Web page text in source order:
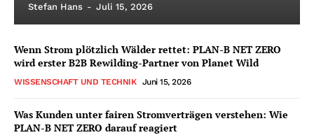
Stefan Hans - Juli 15, 2026
Wenn Strom plötzlich Wälder rettet: PLAN-B NET ZERO
wird erster B2B Rewilding-Partner von Planet Wild
WISSENSCHAFT UND TECHNIK Juni 15, 2026
Was Kunden unter fairen Stromverträgen verstehen: Wie
PLAN-B NET ZERO darauf reagiert